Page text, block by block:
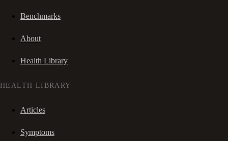
Benchmarks
About
Health Library
HEALTH LIBRARY
Articles
Symptoms